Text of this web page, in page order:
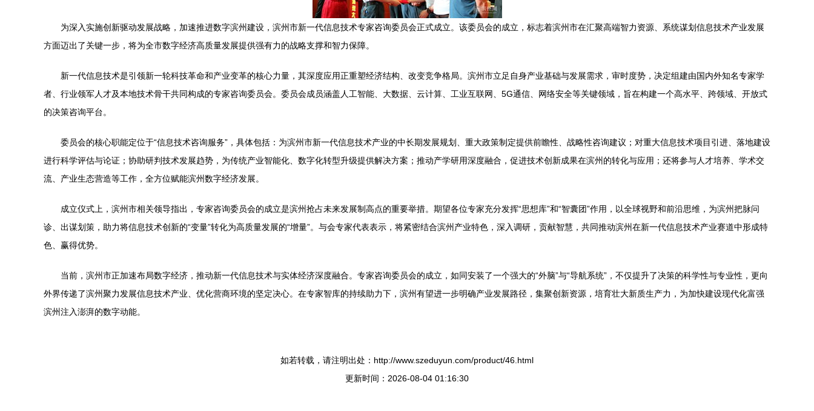
为深入实施创新驱动发展战略，加速推进数字滨州建设，滨州市新一代信息技术专家咨询委员会正式成立。该委员会的成立，标志着滨州市在汇聚高端智力资源、系统谋划信息技术产业发展
方面迈出了关键一步，将为全市数字经济高质量发展提供强有力的战略支撑和智力保障。
新一代信息技术是引领新一轮科技革命和产业变革的核心力量，其深度应用正重塑经济结构、改变竞争格局。滨州市立足自身产业基础与发展需求，审时度势，决定组建由国内外知名专家学
者、行业领军人才及本地技术骨干共同构成的专家咨询委员会。委员会成员涵盖人工智能、大数据、云计算、工业互联网、5G通信、网络安全等关键领域，旨在构建一个高水平、跨领域、开放式
的决策咨询平台。
委员会的核心职能定位于“信息技术咨询服务”，具体包括：为滨州市新一代信息技术产业的中长期发展规划、重大政策制定提供前瞻性、战略性咨询建议；对重大信息技术项目引进、落地建设
进行科学评估与论证；协助研判技术发展趋势，为传统产业智能化、数字化转型升级提供解决方案；推动产学研用深度融合，促进技术创新成果在滨州的转化与应用；还将参与人才培养、学术交
流、产业生态营造等工作，全方位赋能滨州数字经济发展。
成立仪式上，滨州市相关领导指出，专家咨询委员会的成立是滨州抢占未来发展制高点的重要举措。期望各位专家充分发挥“思想库”和“智囊团”作用，以全球视野和前沿思维，为滨州把脉问
诊、出谋划策，助力将信息技术创新的“变量”转化为高质量发展的“增量”。与会专家代表表示，将紧密结合滨州产业特色，深入调研，贡献智慧，共同推动滨州在新一代信息技术产业赛道中形成特
色、赢得优势。
当前，滨州市正加速布局数字经济，推动新一代信息技术与实体经济深度融合。专家咨询委员会的成立，如同安装了一个强大的“外脑”与“导航系统”，不仅提升了决策的科学性与专业性，更向
外界传递了滨州聚力发展信息技术产业、优化营商环境的坚定决心。在专家智库的持续助力下，滨州有望进一步明确产业发展路径，集聚创新资源，培育壮大新质生产力，为加快建设现代化富强
滨州注入澎湃的数字动能。
如若转载，请注明出处：http://www.szeduyun.com/product/46.html
更新时间：2026-08-04 01:16:30